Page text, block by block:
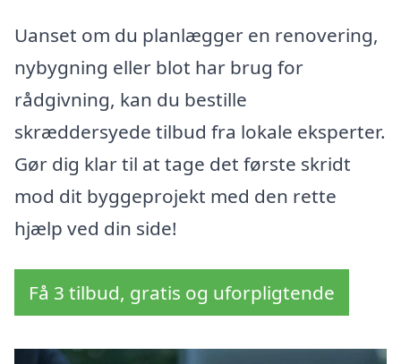
Uanset om du planlægger en renovering,
nybygning eller blot har brug for
rådgivning, kan du bestille
skræddersyede tilbud fra lokale eksperter.
Gør dig klar til at tage det første skridt
mod dit byggeprojekt med den rette
hjælp ved din side!
Få 3 tilbud, gratis og uforpligtende